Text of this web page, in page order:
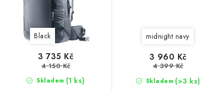
Black
Skladem (1 ks)
3 735 Kč
4 150 Kč
midnight navy
Skladem (>3 ks)
3 960 Kč
4 399 Kč